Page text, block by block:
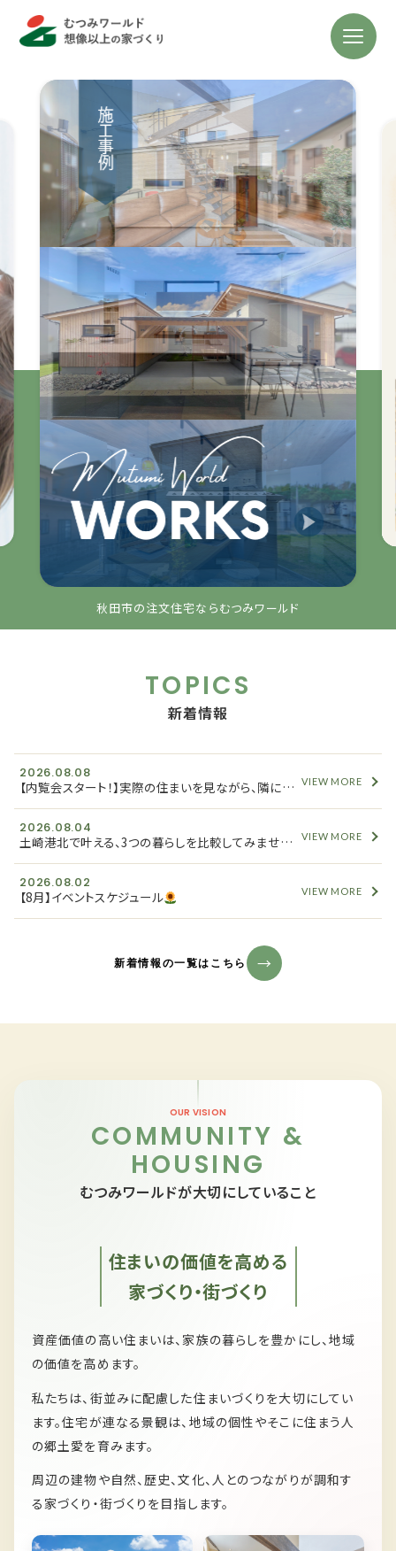
秋田市の注文住宅ならむつみワールド
TOPICS
新着情報
2026.08.08
【内覧会スタート！】実際の住まいを見ながら、隣に建つ「新築分譲住宅」の情報もご紹介します！ VIEW MORE
2026.08.04
土崎港北で叶える、3つの暮らしを比較してみませんか？ VIEW MORE
2026.08.02
【8月】イベントスケジュール VIEW MORE
新着情報の一覧はこちら
OUR VISION
COMMUNITY &
HOUSING
むつみワールドが大切にしていること
住まいの価値を高める
家づくり・街づくり
資産価値の高い住まいは、家族の暮らしを豊かにし、地域
の価値を高めます。
私たちは、 街並みに配慮した住まいづくりを大切にしてい
ます。住宅が連なる景観は、 地域の個性やそこに住まう人
の郷土愛を育みます。
周辺の建物や自然、歴史、文化、人とのつながりが調和す
る家づくり・街づくりを目指します。